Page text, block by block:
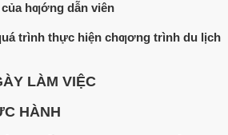
hƣớng dẫn viên
trình thực hiện chƣơng trình du lịch
LÀM VIỆC
HÀNH